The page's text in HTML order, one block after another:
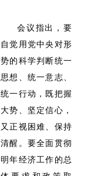
会议指出，要
自觉用党中央对形
势的科学判断统一
思想、统一意志、
统一行动，既把握
大势、坚定信心，
又正视困难、保持
清醒。要全面贯彻
明年经济工作的总